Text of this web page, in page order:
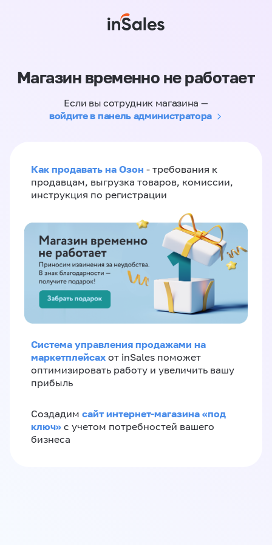
Магазин временно не работает
Если вы сотрудник магазина —
войдите в панель администратора
Как продавать на Озон - требования к
продавцам, выгрузка товаров, комиссии,
инструкция по регистрации
Система управления продажами на
маркетплейсах от inSales поможет
оптимизировать работу и увеличить вашу
прибыль
Создадим сайт интернет-магазина «под
ключ» с учетом потребностей вашего
бизнеса